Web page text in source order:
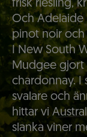
frisk riesling,
Och Adelaide
pinot noir och
I New South
Mudgee gjort
chardonnay. I
svalare och
hittar vi
slanka viner